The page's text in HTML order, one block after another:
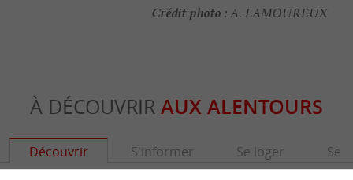
Crédit photo :A. LAMOUREUX
À DÉCOUVRIR AUX ALENTOURS
Découvrir S'informer Se loger Se